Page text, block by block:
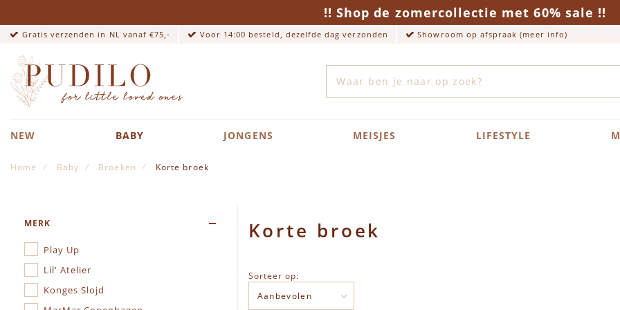
!! Shop de zomercollectie met 60% sale !!
Gratis verzenden in NL vanaf €75,- Voor 14:00 besteld, dezelfde dag verzonden Showroom op afspraak (meer info)
NEW BABY JONGENS MEISJES LIFESTYLE
Home Baby Broeken Korte broek
MERK
Play Up
Lil' Atelier
Konges Slojd
Korte broek
Sorteer op: